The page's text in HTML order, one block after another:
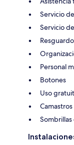
Servicio
Servicio
Personal
Botones
Uso
Sombrillas